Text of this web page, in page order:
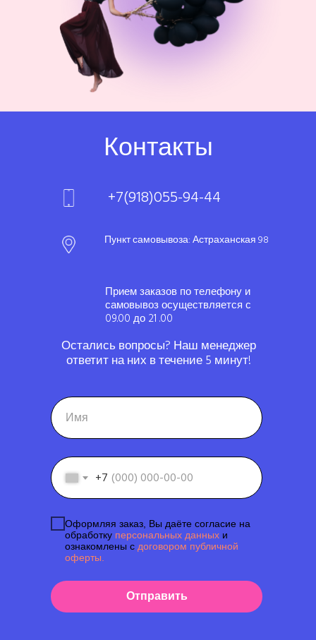
+7
Оформляя заказ, Вы даёте согласие на
обработку персональных данных и
ознакомлены с договором публичной
оферты.
Отправить
Контакты
Пункт самовывоза: Астраханская 98
+7(918)055-94-44
Прием заказов по телефону и
самовывоз осуществляется с
09.00 до 21 .00
Остались вопросы? Наш менеджер
ответит на них в течение 5 минут!